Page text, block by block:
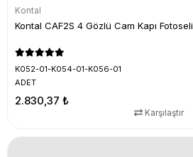
Kontal
Kontal CAF2S 4 Gözlü Cam Kapı Fotoseli
K052-01-K054-01-K056-01
ADET
2.830,37 ₺
Karşılaştır